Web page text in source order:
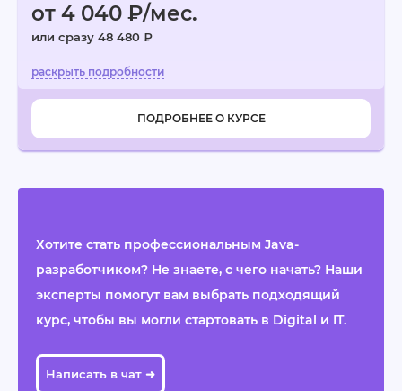
от 4 040 ₽/мес.
или сразу 48 480 ₽
ПОДРОБНЕЕ О КУРСЕ
Хотите стать профессиональным Java-
разработчиком? Не знаете, с чего начать? Наши
эксперты помогут вам выбрать подходящий
курс, чтобы вы могли стартовать в Digital и IT.
Написать в чат ➜